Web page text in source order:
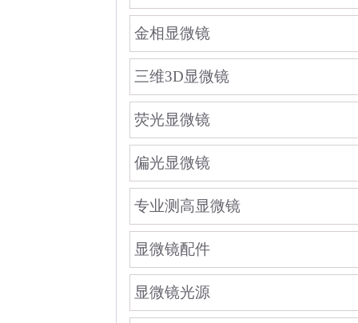
金相显微镜
三维3D显微镜
荧光显微镜
偏光显微镜
专业测高显微镜
显微镜配件
显微镜光源